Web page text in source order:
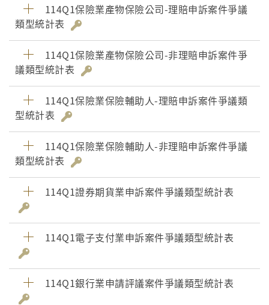
114Q1保險業產物保險公司-理賠申訴案件爭議
類型統計表
114Q1保險業產物保險公司-非理賠申訴案件爭
議類型統計表
114Q1保險業保險輔助人-理賠申訴案件爭議類
型統計表
114Q1保險業保險輔助人-非理賠申訴案件爭議
類型統計表
114Q1證券期貨業申訴案件爭議類型統計表
114Q1電子支付業申訴案件爭議類型統計表
114Q1銀行業申請評議案件爭議類型統計表